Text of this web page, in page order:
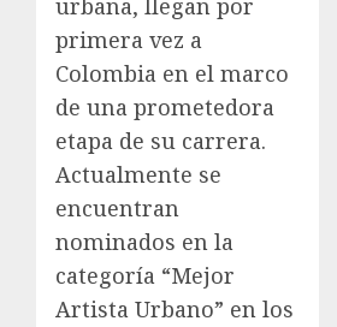
urbana, llegan por
primera vez a
Colombia en el marco
de una prometedora
etapa de su carrera.
Actualmente se
encuentran
nominados en la
categoría “Mejor
Artista Urbano” en los